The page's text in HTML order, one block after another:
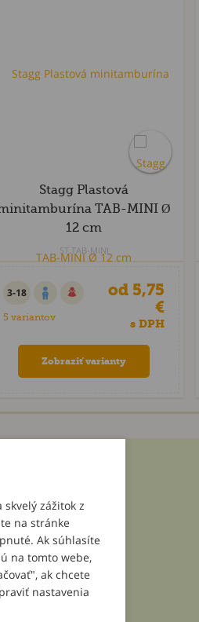
Stagg Plastová
TAB-MINI Ø
12 cm
ST.TAB-MINI
3-18
5 variantov
od 5,75
€
s DPH
Zobraziť varianty
Prihlásenie
heslo
zážitok z
na stránke
Ak súhlasíte
na tomto webe,
ak chcete
nastavenia